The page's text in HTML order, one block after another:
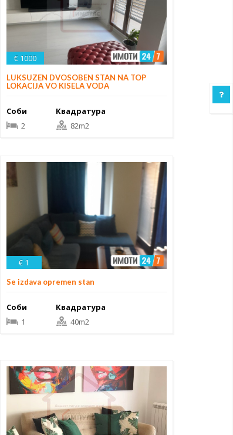
€ 1000
LUKSUZEN DVOSOBEN STAN NA TOP
LOKACIJA VO KISELA VODA
Соби
2
Квадратура
82m2
€ 1
Se izdava opremen stan
Соби
1
Квадратура
40m2